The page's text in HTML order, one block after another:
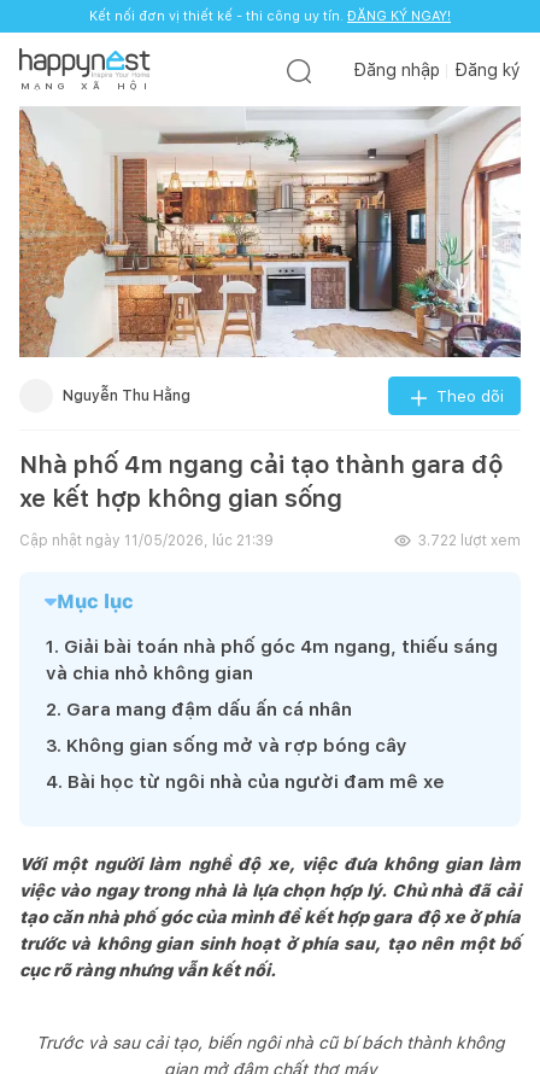
Kết nối đơn vị thiết kế - thi công uy tín. ĐĂNG KÝ NGAY!
M Ạ N G X Ã H Ộ I
Đăng nhập Đăng ký
Nguyễn Thu Hằng Theo dõi
Nhà phố 4m ngang cải tạo thành gara độ
xe kết hợp không gian sống
Cập nhật ngày 11/05/2026, lúc 21:39 3.722 lượt xem
Mục lục
1. Giải bài toán nhà phố góc 4m ngang, thiếu sáng
và chia nhỏ không gian
2. Gara mang đậm dấu ấn cá nhân
3. Không gian sống mở và rợp bóng cây
4. Bài học từ ngôi nhà của người đam mê xe
Với một người làm nghề độ xe, việc đưa không gian làm
việc vào ngay trong nhà là lựa chọn hợp lý. Chủ nhà đã cải
tạo căn nhà phố góc của mình để kết hợp gara độ xe ở phía
trước và không gian sinh hoạt ở phía sau, tạo nên một bố
cục rõ ràng nhưng vẫn kết nối.
Trước và sau cải tạo, biến ngôi nhà cũ bí bách thành không
gian mở đậm chất thợ máy